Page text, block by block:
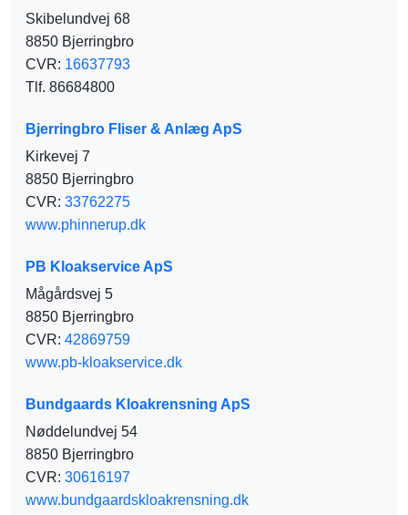
Skibelundvej 68
8850 Bjerringbro
CVR: 16637793
Tlf. 86684800
Bjerringbro Fliser & Anlæg ApS
Kirkevej 7
8850 Bjerringbro
CVR: 33762275
www.phinnerup.dk
PB Kloakservice ApS
Mågårdsvej 5
8850 Bjerringbro
CVR: 42869759
www.pb-kloakservice.dk
Bundgaards Kloakrensning ApS
Nøddelundvej 54
8850 Bjerringbro
CVR: 30616197
www.bundgaardskloakrensning.dk